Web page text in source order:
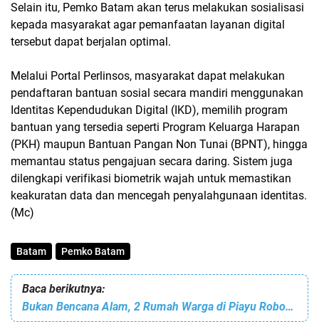
Selain itu, Pemko Batam akan terus melakukan sosialisasi
kepada masyarakat agar pemanfaatan layanan digital
tersebut dapat berjalan optimal.
Melalui Portal Perlinsos, masyarakat dapat melakukan
pendaftaran bantuan sosial secara mandiri menggunakan
Identitas Kependudukan Digital (IKD), memilih program
bantuan yang tersedia seperti Program Keluarga Harapan
(PKH) maupun Bantuan Pangan Non Tunai (BPNT), hingga
memantau status pengajuan secara daring. Sistem juga
dilengkapi verifikasi biometrik wajah untuk memastikan
keakuratan data dan mencegah penyalahgunaan identitas.
(Mc)
Batam Pemko Batam
Baca berikutnya:
Bukan Bencana Alam, 2 Rumah Warga di Piayu Roboh Gegara Proyek Cut and Fill